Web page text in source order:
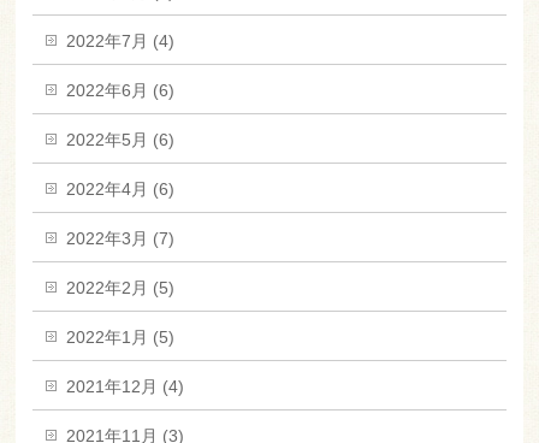
2022年7月 (4)
2022年6月 (6)
2022年5月 (6)
2022年4月 (6)
2022年3月 (7)
2022年2月 (5)
2022年1月 (5)
2021年12月 (4)
2021年11月 (3)